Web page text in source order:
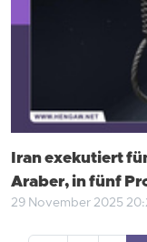
Iran exekutiert
Araber, in fünf
29 November 2025